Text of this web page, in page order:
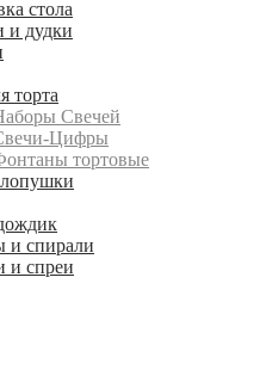
стола
и дудки
торта
Свечей
Цифры
тортовые
спирали
и спреи